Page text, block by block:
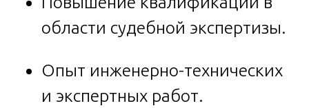
области судебной экспертизы.
Опыт инженерно-технических
и экспертных работ.